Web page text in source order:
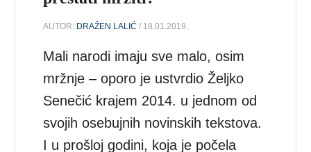
AUTOR: DRAŽEN LALIĆ / 18.01.2019.
Mali narodi imaju sve malo, osim
mržnje – oporo je ustvrdio Željko
Senečić krajem 2014. u jednom od
svojih osebujnih novinskih tekstova.
I u prošloj godini, koja je počela